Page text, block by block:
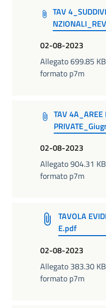
TAV
02-08-2023
Allegato 699.85 KB
formato p7m
TAV 4A_AREE
02-08-2023
Allegato 904.31 KB
formato p7m
TAVOLA
E.pdf
02-08-2023
Allegato 383.30 KB
formato p7m